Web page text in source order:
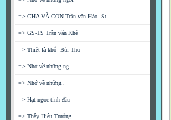
=> CHA VÀ CON-Trần văn Hảo- St
=> GS-TS Trần văn Khê
=> Thiệt là khổ- Bùi Tho
=> Nhớ về những ng
=> Nhớ về những..
=> Hạt ngọc tình đầu
=> Thầy Hiệu Trưởng